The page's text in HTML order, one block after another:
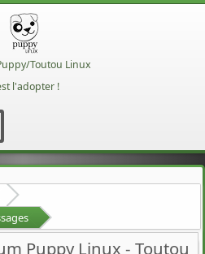
Toutou Linux
l'adopter !
Puppy Linux - Toutou